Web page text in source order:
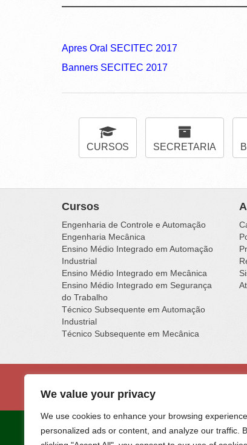
We value your privacy
We use cookies to enhance your browsing
personalized ads or content, and analyze our traffic.
Apres Oral SECITEC 2017
Banners SECITEC 2017
CURSOS SECRETARIA
Cursos
Engenharia de Controle e Automação
Engenharia Mecânica
Ensino Médio Integrado em Automação
Industrial
Ensino Médio Integrado em Mecânica
Ensino Médio Integrado em Segurança
do Trabalho
Técnico Subsequente em Automação
Industrial
Técnico Subsequente em Mecânica
Rua